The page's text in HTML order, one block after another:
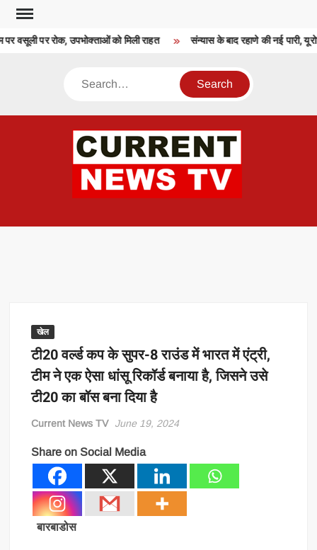
Skip
content
वसूली पर रोक, उपभोक्ताओं को मिली राहत संन्यास के बाद रहाणे की नई पारी,
Search
खेल
टी20 वर्ल्ड कप के सुपर-8 राउंड में भारत में एंट्री,
टीम ने एक ऐसा धांसू रिकॉर्ड बनाया है, जिसने उसे
टी20 का बॉस बना दिया है
Current News TV June 19, 2024
Share on Social Media
बारबाडोस